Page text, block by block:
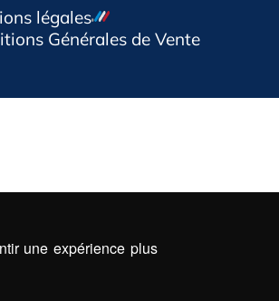
légales
Générales de Vente
une expérience plus